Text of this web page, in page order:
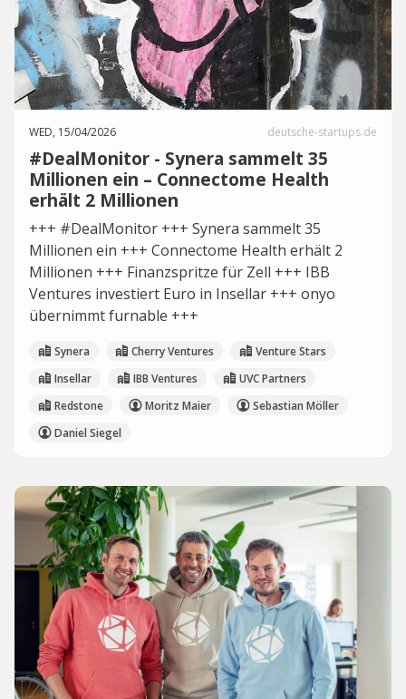
WED, 15/04/2026 deutsche-startups.de
#DealMonitor - Synera sammelt 35
Millionen ein – Connectome Health
erhält 2 Millionen
+++ #DealMonitor +++ Synera sammelt 35
Millionen ein +++ Connectome Health erhält 2
Millionen +++ Finanzspritze für Zell +++ IBB
Ventures investiert Euro in Insellar +++ onyo
übernimmt furnable +++
Synera Cherry Ventures
Venture Stars
Insellar
IBB Ventures
UVC Partners
Redstone
Moritz Maier
Sebastian Möller
Daniel Siegel